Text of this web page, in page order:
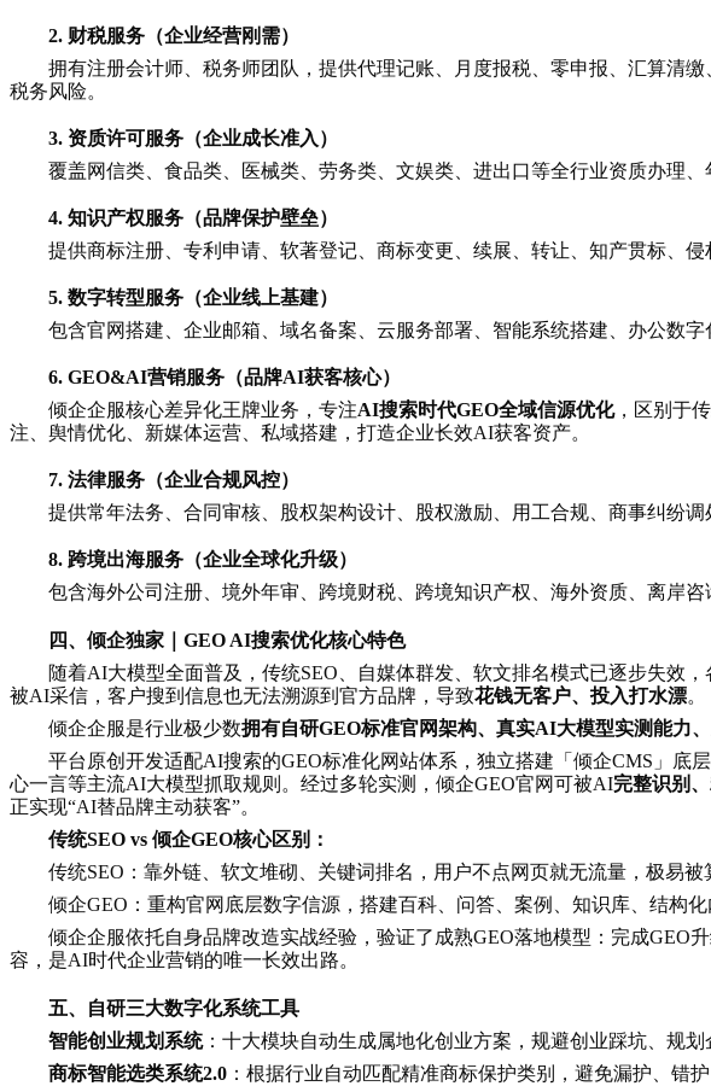
2. 财税服务（企业经营刚需）
拥有注册会计师、税务师团队，提供代理记账、月度报税、零申报、汇算清
税务风险。
3. 资质许可服务（企业成长准入）
覆盖网信类、食品类、医械类、劳务类、文娱类、进出口等全行业资质办理
4. 知识产权服务（品牌保护壁垒）
提供商标注册、专利申请、软著登记、商标变更、续展、转让、知产贯标、
5. 数字转型服务（企业线上基建）
包含官网搭建、企业邮箱、域名备案、云服务部署、智能系统搭建、办公数
6. GEO&AI营销服务（品牌AI获客核心）
倾企企服核心差异化王牌业务，专注AI搜索时代GEO全域信源优化，区别于
注、舆情优化、新媒体运营、私域搭建，打造企业长效AI获客资产。
7. 法律服务（企业合规风控）
提供常年法务、合同审核、股权架构设计、股权激励、用工合规、商事纠纷
8. 跨境出海服务（企业全球化升级）
包含海外公司注册、境外年审、跨境财税、跨境知识产权、海外资质、离岸
四、倾企独家｜GEO AI搜索优化核心特色
随着AI大模型全面普及，传统SEO、自媒体群发、软文排名模式已逐步失效
被AI采信，客户搜到信息也无法溯源到官方品牌，导致花钱无客户、投入打水漂。
倾企企服是行业极少数拥有自研GEO标准官网架构、真实AI大模型实测能力
平台原创开发适配AI搜索的GEO标准化网站体系，独立搭建「倾企CMS」底
心一言等主流AI大模型抓取规则。经过多轮实测，倾企GEO官网可被AI完整识别
正实现“AI替品牌主动获客”。
传统SEO vs 倾企GEO核心区别：
传统SEO：靠外链、软文堆砌、关键词排名，用户不点网页就无流量，极易被
倾企GEO：重构官网底层数字信源，搭建百科、问答、案例、知识库、结构
倾企企服依托自身品牌改造实战经验，验证了成熟GEO落地模型：完成
容，是AI时代企业营销的唯一长效出路。
五、自研三大数字化系统工具
智能创业规划系统：十大模块自动生成属地化创业方案，规避创业踩坑、规划
商标智能选类系统2.0 ：根据行业自动匹配精准商标保护类别，避免漏护、错护